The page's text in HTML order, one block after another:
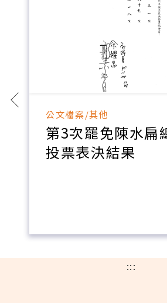
公文檔案/其他
第3次罷免陳水扁
投票表決結果
:::